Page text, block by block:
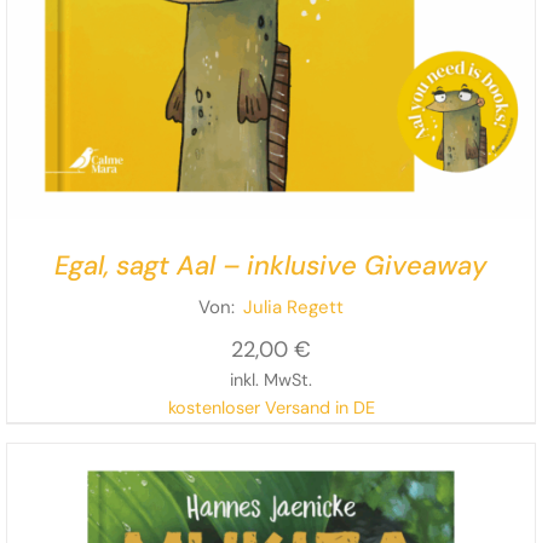
Egal, sagt Aal – inklusive Giveaway
Von: Julia Regett
22,00 €
inkl. MwSt.
kostenloser Versand in DE